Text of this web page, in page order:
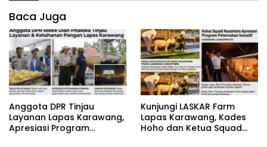
Baca Juga
Anggota DPR Tinjau
Layanan Lapas Karawang,
Apresiasi Program
‎Kunjungi LASKAR Farm
Lapas Karawang, Kades
Hoho dan Ketua Squad